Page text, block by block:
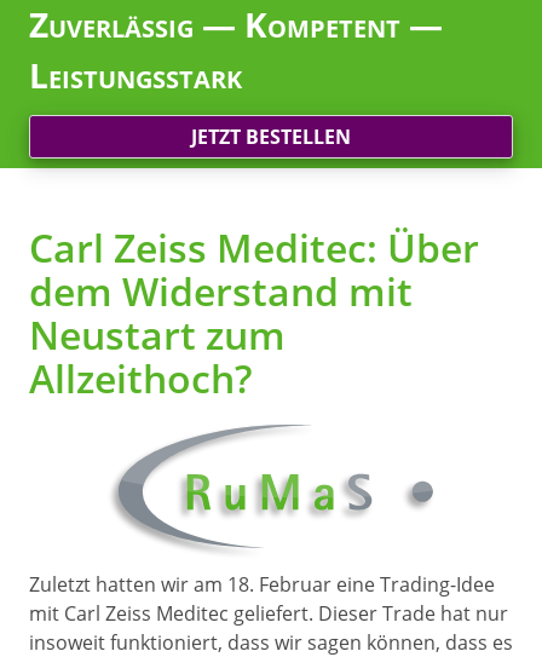
Zuverlässig — Kompetent —
Leistungsstark
JETZT BESTELLEN
Carl Zeiss Meditec: Über
dem Widerstand mit
Neustart zum
Allzeithoch?
Zuletzt hatten wir am 18. Februar eine Trading-Idee
mit Carl Zeiss Meditec geliefert. Dieser Trade hat nur
insoweit funktioniert, dass wir sagen können, dass es